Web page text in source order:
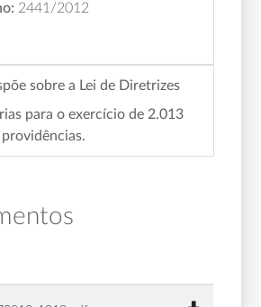
2441/2012
sobre a Lei de Diretrizes
para o exercício de 2.013